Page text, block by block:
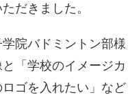
だきました。
院バドミントン部様
「学校のイメージカ
ゴを入れたい」など